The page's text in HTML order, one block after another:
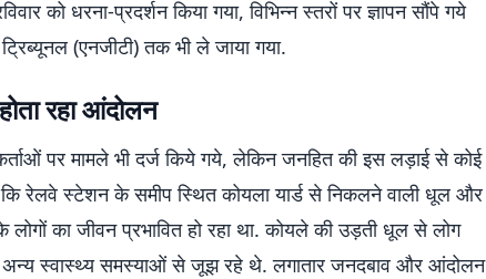
को धरना-प्रदर्शन किया गया, विभिन्न स्तरों पर ज्ञापन सौंपे गये
(एनजीटी) तक भी ले जाया गया.
रहा आंदोलन
पर मामले भी दर्ज किये गये, लेकिन जनहित की इस लड़ाई से कोई
रेलवे स्टेशन के समीप स्थित कोयला यार्ड से निकलने वाली धूल और
का जीवन प्रभावित हो रहा था. कोयले की उड़ती धूल से लोग
अन्य स्वास्थ्य समस्याओं से जूझ रहे थे. लगातार जनदबाव और आंदोलन